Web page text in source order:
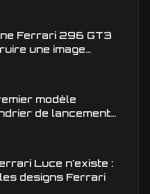
Ferrari 296 GT3
une image
la course
modèle
de lancement
Luce n'existe :
designs Ferrari